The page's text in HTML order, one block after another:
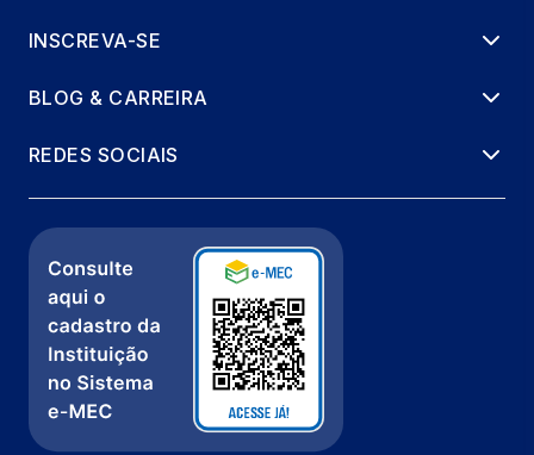
INSCREVA-SE
BLOG & CARREIRA
REDES SOCIAIS